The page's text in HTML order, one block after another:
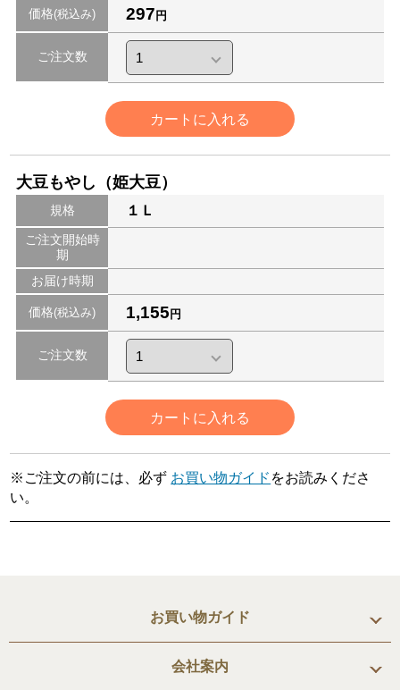
価格(税込み) 297 円
ご注文数
カートに入れる
大豆もやし（姫大豆）
規格 １Ｌ
ご注文開始時
期
お届け時期
価格(税込み) 1,155 円
ご注文数
カートに入れる
※ご注文の前には、必ず お買い物ガイド をお読みくださ
い。
お買い物ガイド
会社案内